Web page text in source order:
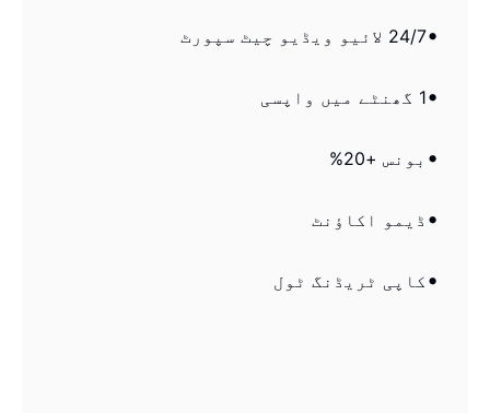
24/7 لائیو ویڈیو چیٹ سپورٹ
1 گھنٹے میں واپسی
بونس +20%
ڈیمو اکاؤنٹ
کاپی ٹریڈنگ ٹول